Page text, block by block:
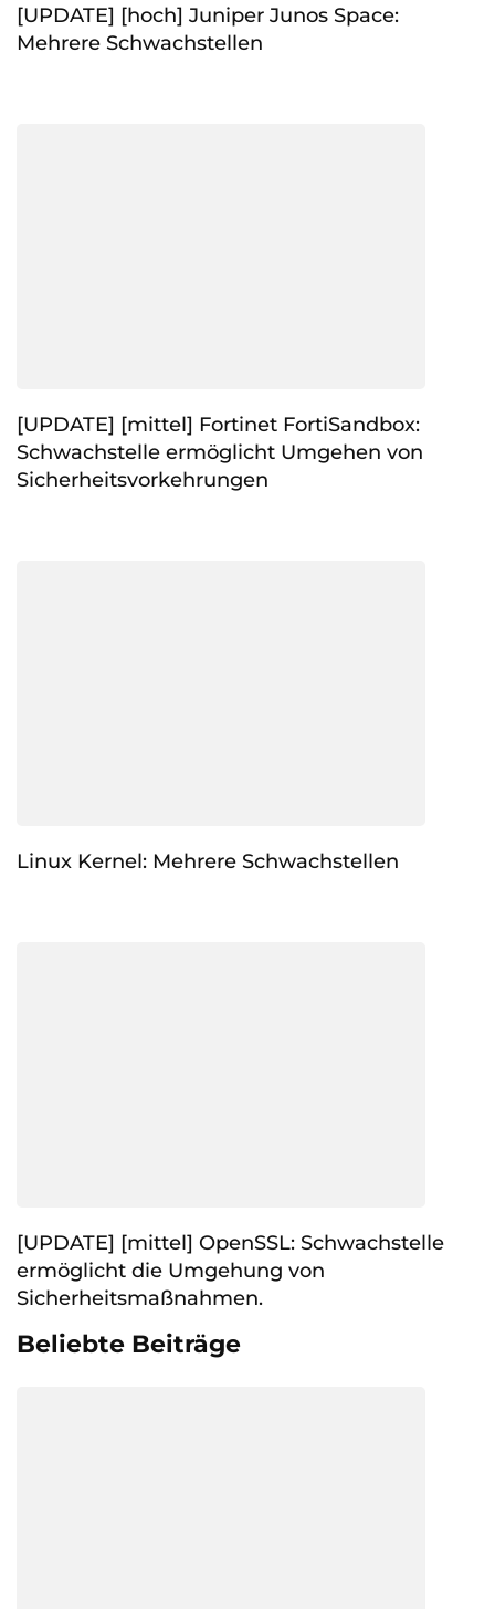
[UPDATE] [hoch] Juniper Junos Space:
Mehrere Schwachstellen
[UPDATE] [mittel] Fortinet FortiSandbox:
Schwachstelle ermöglicht Umgehen von
Sicherheitsvorkehrungen
Linux Kernel: Mehrere Schwachstellen
[UPDATE] [mittel] OpenSSL: Schwachstelle
ermöglicht die Umgehung von
Sicherheitsmaßnahmen.
Beliebte Beiträge